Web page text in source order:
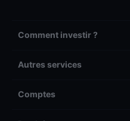
Comment investir ?
Autres services
Comptes